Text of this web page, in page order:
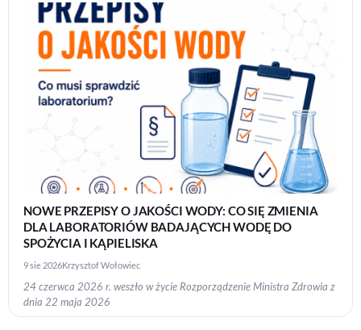
NOWE PRZEPISY O JAKOŚCI WODY: CO SIĘ ZMIENIA
DLA LABORATORIÓW BADAJĄCYCH WODĘ DO
SPOŻYCIA I KĄPIELISKA
9 sie 2026Krzysztof Wołowiec
24 czerwca 2026 r. weszło w życie Rozporządzenie Ministra Zdrowia z
dnia 22 maja 2026